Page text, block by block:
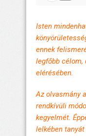
Isten
ennek
legfőbb célom,
elérésében.
Az olvasmány
rendkívüli
kegyelmét.
lelkében